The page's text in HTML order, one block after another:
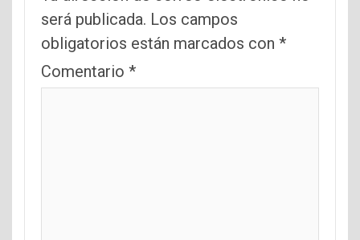
será publicada. Los campos
obligatorios están marcados con *
Comentario *